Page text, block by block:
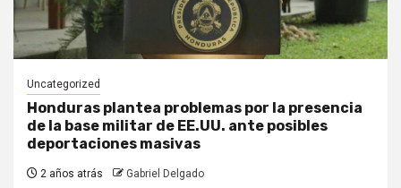
Uncategorized
Honduras plantea problemas por la presencia
de la base militar de EE.UU. ante posibles
deportaciones masivas
2 años atrás Gabriel Delgado